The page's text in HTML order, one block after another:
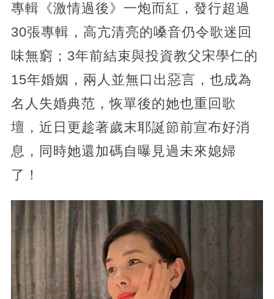
專輯《激情過後》一炮而紅，發行超過
30張專輯，高亢清亮的嗓音仍令歌迷回
味無窮；3年前結束與投資教父宋學仁的
15年婚姻，兩人並無口出惡言，也成為
名人失婚典范，恢單後的她也重回歌
壇，近日更趁著歲末耶誕節前宣布好消
息，同時她還加碼自曝見過未來媳婦
了！